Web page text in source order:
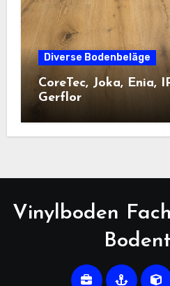
Diverse Bodenbeläge
CoreTec, Joka, Enia,
Gerflor
Vinylboden